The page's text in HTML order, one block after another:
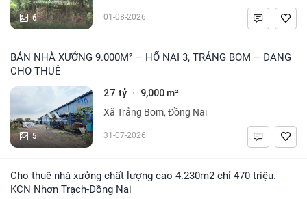
6 01-08-2026
BÁN NHÀ XƯỞNG 9.000M² – HỐ NAI 3, TRẢNG BOM – ĐANG
CHO THUÊ
5
27 tỷ · 9,000 m²
Xã Trảng Bom, Đồng Nai
31-07-2026
Cho thuê nhà xưởng chất lượng cao 4.230m2 chỉ 470 triệu.
KCN Nhơn Trạch-Đồng Nai